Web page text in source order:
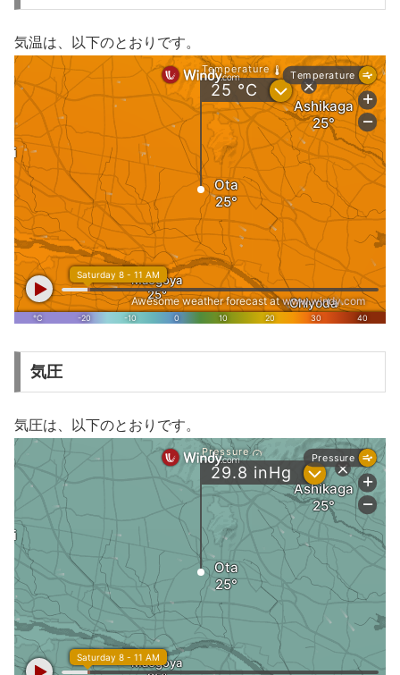
気温は、以下のとおりです。
気圧
気圧は、以下のとおりです。